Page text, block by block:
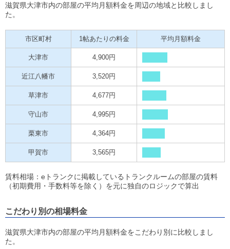
滋賀県大津市内の部屋の平均月額料金を周辺の地域と比較しまし
た。
市区町村 1帖あたりの料金 平均月額料金
大津市 4,900円
近江八幡市 3,520円
草津市 4,677円
守山市 4,995円
栗東市 4,364円
甲賀市 3,565円
賃料相場：eトランクに掲載しているトランクルームの部屋の賃料
（初期費用・手数料等を除く）を元に独自のロジックで算出
こだわり別の相場料金
滋賀県大津市内の部屋の平均月額料金をこだわり別に比較しまし
た。